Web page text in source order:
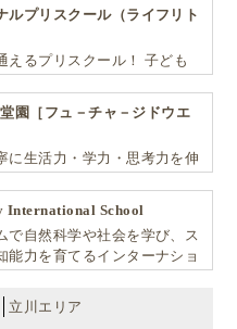
）」は幼児から小学生まで一
リキュラムが魅力です
ルプリスクール（ライフリト
えるプリスクール！ 子ども
考える力を育みます
園［フュ－チャ－ジドウエ
に生活力・学力・思考力を伸
International School
で自然科学や社会を学び、ス
能力を育てるインターナショ
立川エリア